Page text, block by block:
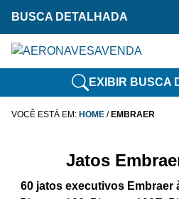
BUSCA DETALHADA
EXIBIR BUSCA
VOCÊ ESTÁ EM: HOME / EMBRAER
Jatos
60 jatos executivos Embraer